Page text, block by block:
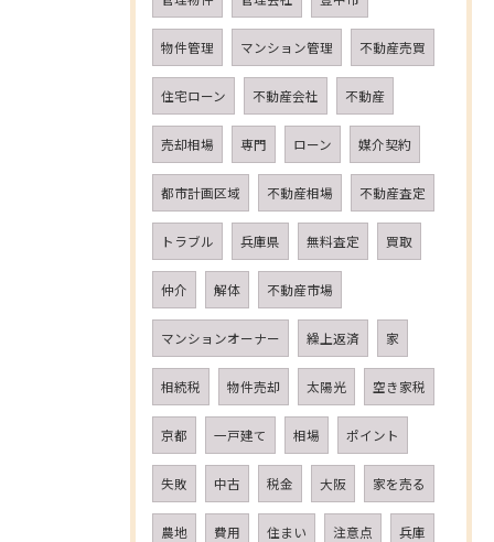
物件管理 マンション管理 不動産売買
住宅ローン 不動産会社 不動産
売却相場 専門 ローン 媒介契約
都市計画区域 不動産相場 不動産査定
トラブル 兵庫県 無料査定 買取
仲介 解体 不動産市場
マンションオーナー 繰上返済 家
相続税 物件売却 太陽光 空き家税
京都 一戸建て 相場 ポイント
失敗 中古 税金 大阪 家を売る
農地 費用 住まい 注意点 兵庫